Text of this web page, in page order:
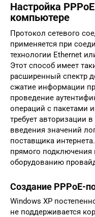
Настройка
компьютере
Протокол сетевого
применяется при
технологии Ethernet
Этот способ имеет
расширенный спектр
сжатие информации
проведение
операций с пакетами
требует авторизации
введения значений
поставщика
прямого подключения
оборудованию
Создание PPPoE-
Windows XP
не поддерживается